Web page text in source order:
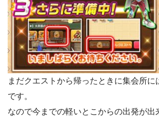
まだクエストから帰ったときに集会所に
です。
なので今までの軽いとこからの出発が出